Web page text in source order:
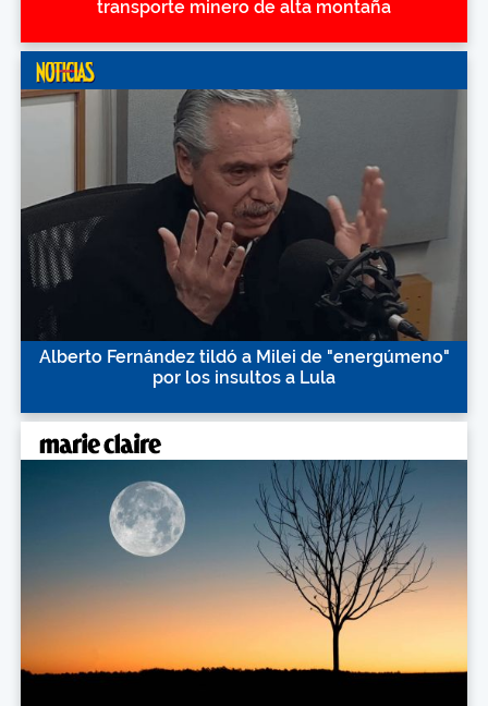
transporte minero de alta montaña
Alberto Fernández tildó a Milei de "energúmeno"
por los insultos a Lula